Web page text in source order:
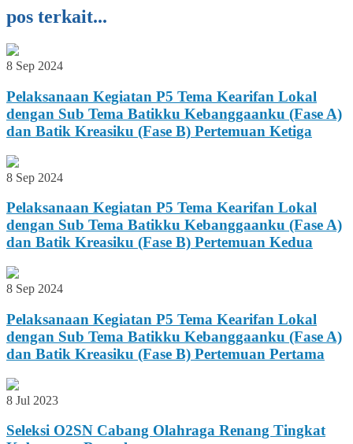
pos terkait...
8 Sep 2024
Pelaksanaan Kegiatan P5 Tema Kearifan Lokal
dengan Sub Tema Batikku Kebanggaanku (Fase A)
dan Batik Kreasiku (Fase B) Pertemuan Ketiga
8 Sep 2024
Pelaksanaan Kegiatan P5 Tema Kearifan Lokal
dengan Sub Tema Batikku Kebanggaanku (Fase A)
dan Batik Kreasiku (Fase B) Pertemuan Kedua
8 Sep 2024
Pelaksanaan Kegiatan P5 Tema Kearifan Lokal
dengan Sub Tema Batikku Kebanggaanku (Fase A)
dan Batik Kreasiku (Fase B) Pertemuan Pertama
8 Jul 2023
Seleksi O2SN Cabang Olahraga Renang Tingkat